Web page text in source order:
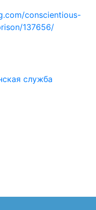
conscientious-
137656/
служба